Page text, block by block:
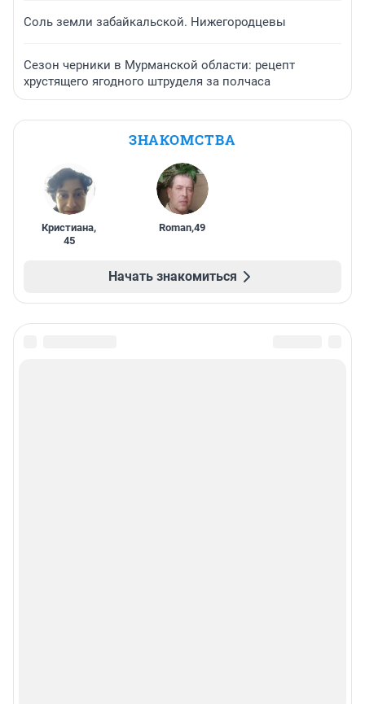
Соль земли забайкальской. Нижегородцевы
Сезон черники в Мурманской области: рецепт
хрустящего ягодного штруделя за полчаса
ЗНАКОМСТВА
Кристиана,
45
Roman,49
Начать знакомиться